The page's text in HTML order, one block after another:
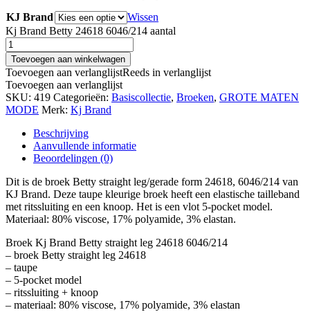
KJ Brand
Wissen
Kj Brand Betty 24618 6046/214 aantal
Toevoegen aan winkelwagen
Toevoegen aan verlanglijstReeds in verlanglijst
Toevoegen aan verlanglijst
SKU: 419 Categorieën: Basiscollectie, Broeken, GROTE MATEN
MODE Merk: Kj Brand
Beschrijving
Aanvullende informatie
Beoordelingen (0)
Dit is de broek Betty straight leg/gerade form 24618, 6046/214 van
KJ Brand. Deze taupe kleurige broek heeft een elastische tailleband
met ritssluiting en een knoop. Het is een vlot 5-pocket model.
Materiaal: 80% viscose, 17% polyamide, 3% elastan.
Broek Kj Brand Betty straight leg 24618 6046/214
– broek Betty straight leg 24618
– taupe
– 5-pocket model
– ritssluiting + knoop
– materiaal: 80% viscose, 17% polyamide, 3% elastan